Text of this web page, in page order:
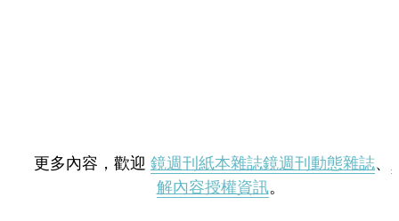
更多內容，歡迎 鏡週刊紙本雜誌鏡週刊動態雜誌、
解內容授權資訊。